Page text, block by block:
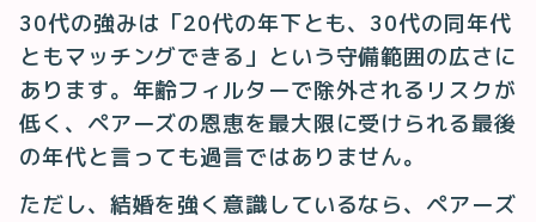
30代の強みは「20代の年下とも、30代の同年代
ともマッチングできる」という守備範囲の広さに
あります。年齢フィルターで除外されるリスクが
低く、ペアーズの恩恵を最大限に受けられる最後
の年代と言っても過言ではありません。
ただし、結婚を強く意識しているなら、ペアーズ